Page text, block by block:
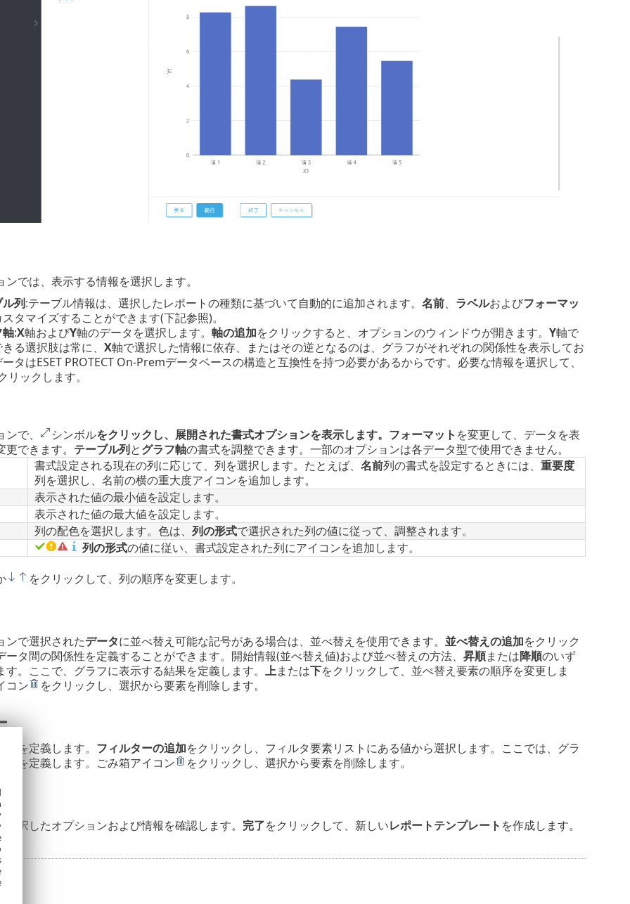
ンでは、表示する情報を選択します。
列:テーブル情報は、選択したレポートの種類に基づいて自動的に追加されます。 名前、 ラベルおよびフォーマッ
タマイズすることができます(下記参照)。
:X軸およびY軸のデータを選択します。 軸の追加をクリックすると、オプションのウィンドウが開きます。 Y軸で
る選択肢は常に、 X軸で選択した情報に依存、またはその逆となるのは、グラフがそれぞれの関係性を表示してお
タはESET PROTECT On-Premデータベースの構造と互換性を持つ必要があるからです。必要な情報を選択して、
リックします。
で、 シンボルをクリックし、展開された書式オプションを表示します。フォーマット を変更して、データを表
できます。 テーブル列とグラフ軸の書式を調整できます。一部のオプションは各データ型で使用できません。
書式設定される現在の列に応じて、列を選択します。たとえば、 名前列の書式を設定するときには、 重要度
列を選択し、名前の横の重大度アイコンを追加します。
表示された値の最小値を設定します。
表示された値の最大値を設定します。
列の配色を選択します。色は、 列の形式で選択された列の値に従って、調整されます。
列の形式の値に従い、書式設定された列にアイコンを追加します。
をクリックして、列の順序を変更します。
ンで選択されたデータに並べ替え可能な記号がある場合は、並べ替えを使用できます。 並べ替えの追加をクリック
ータ間の関係性を定義することができます。開始情報(並べ替え値)および並べ替えの方法、 昇順または降順のいず
。ここで、グラフに表示する結果を定義します。 上または下をクリックして、並べ替え要素の順序を変更しま
コン
をクリックし、選択から要素を削除します。
を定義します。 フィルターの追加をクリックし、フィルタ要素リストにある値から選択します。ここでは、グラ
報を定義します。ごみ箱アイコン
をクリックし、選択から要素を削除します。
選択したオプションおよび情報を確認します。 完了をクリックして、新しいレポートテンプレート を作成します。